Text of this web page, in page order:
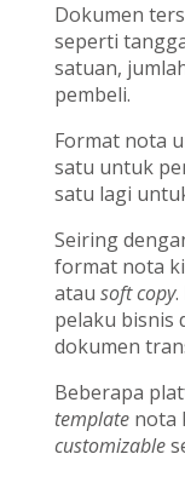
Dokumen
seperti
satuan,
pembeli.
Format nota
satu untuk
satu lagi
Seiring
format nota
atau soft copy
pelaku bisnis
dokumen
Beberapa
templatenota
customizable